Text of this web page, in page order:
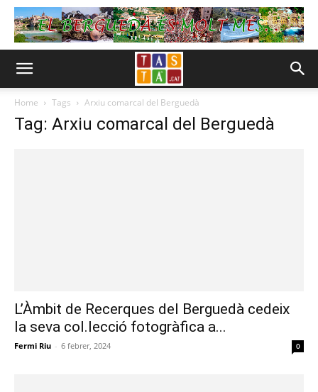
Home Tags Arxiu comarcal del Berguedà
Tag: Arxiu comarcal del Berguedà
L’Àmbit de Recerques del Berguedà cedeix
la seva col.lecció fotogràfica a...
Fermi Riu - 6 febrer, 2024 0